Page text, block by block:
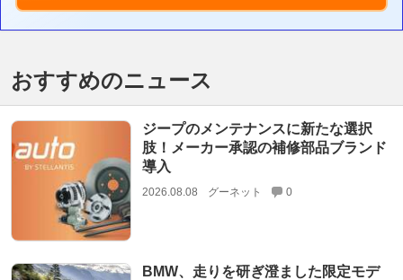
おすすめのニュース
ジープのメンテナンスに新たな選択
肢！メーカー承認の補修部品ブランド
導入
2026.08.08 グーネット 0
BMW、走りを研ぎ澄ました限定モデ